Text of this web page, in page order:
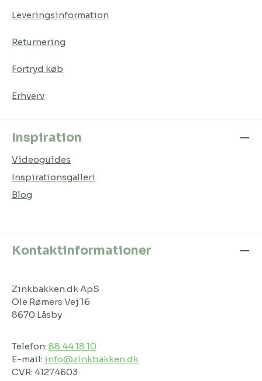
Leveringsinformation
Returnering
Fortryd køb
Erhverv
Inspiration
Videoguides
Inspirationsgalleri
Blog
Kontaktinformationer
Zinkbakken.dk ApS
Ole Rømers Vej 16
8670 Låsby
Telefon: 88 44 18 10
E-mail: info@zinkbakken.dk
CVR: 41274603